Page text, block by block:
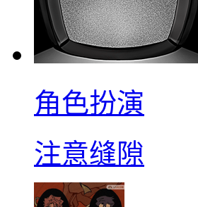
角色扮演
注意缝隙